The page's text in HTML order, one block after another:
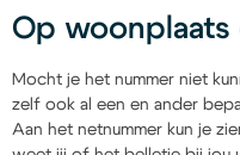
Op
Mocht je het nummer niet
zelf ook al een en ander
Aan het netnummer kun je